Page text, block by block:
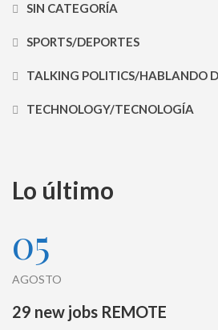
SIN CATEGORÍA
SPORTS/DEPORTES
TALKING POLITICS/HABLANDO
TECHNOLOGY/TECNOLOGÍA
Lo último
05
AGOSTO
29 new jobs REMOTE